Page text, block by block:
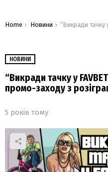
You are here:
Home Новини “Викради тачку у FAVBET”. Стартує третя хвиля промо-заходу з
НОВИНИ
“Викради тачку у
промо-заходу з
5 років тому